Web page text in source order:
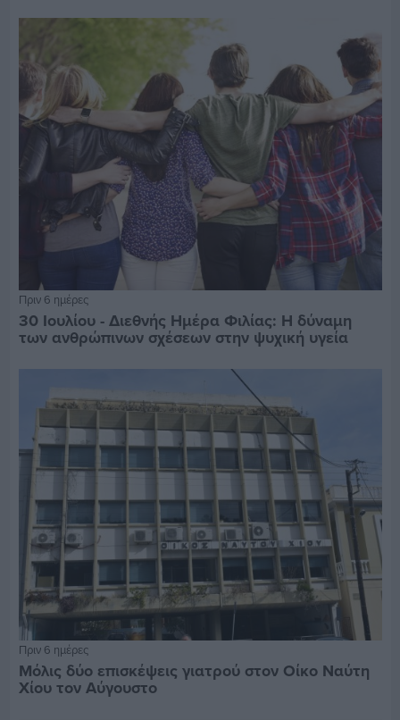
Πριν 6 ημέρες
30 Ιουλίου - Διεθνής Ημέρα Φιλίας: Η δύναμη
των ανθρώπινων σχέσεων στην ψυχική υγεία
Πριν 6 ημέρες
Μόλις δύο επισκέψεις γιατρού στον Οίκο Ναύτη
Χίου τον Αύγουστο